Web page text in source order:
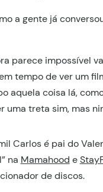
a gente já
parece impossível
tempo de ver um
aquela coisa lá,
treta sim, mas
Carlos é pai do
na Mamahood e
de discos.